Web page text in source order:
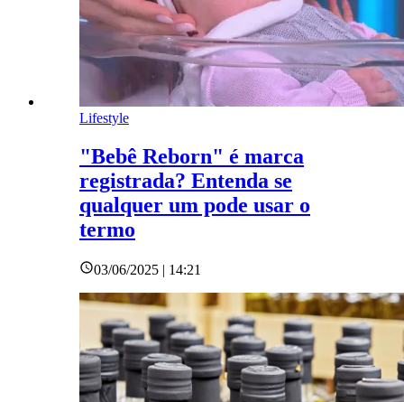
Lifestyle
"Bebê Reborn" é marca
registrada? Entenda se
qualquer um pode usar o
termo
03/06/2025 | 14:21